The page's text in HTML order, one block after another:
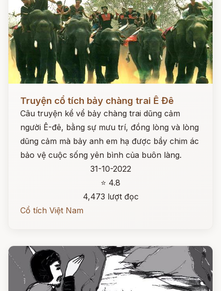
Truyện cổ tích bảy chàng trai Ê Đê
Câu truyện kể vể bảy chàng trai dũng cảm
người Ê-đê, bằng sự mưu trí, đồng lòng và lòng
dũng cảm mà bảy anh em hạ được bầy chim ác
bảo vệ cuộc sống yên bình của buôn làng.
31-10-2022
⭐ 4.8
4,473 lượt đọc
Cổ tích Việt Nam